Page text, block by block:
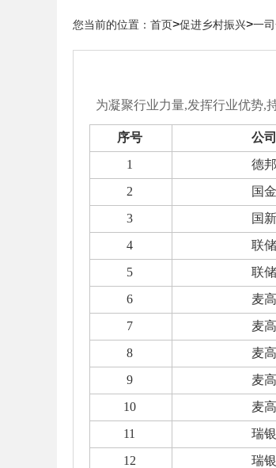
您当前的位置： 首页>促进乡村振兴>一
为凝聚行业力量,发挥行业优势,
序号 公
1
德
2
国
3
国
4
联
5
联
6
麦
7
麦
8
麦
9
麦
10
麦
11
瑞
12
瑞